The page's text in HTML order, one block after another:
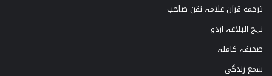
ترجمه قرآن علامہ نقن صاحب
نہج البلاغہ اردو
صحیفہ کاملہ
شمع زندگی